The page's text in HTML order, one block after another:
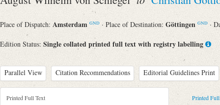
Place of Dispatch: Amsterdam GND · Place of Destination: Göttingen GND ·
Edition Status: Single collated printed full text with registry labelling
Parallel View Citation Recommendations Editorial Guidelines Print
Metadata Concerning Header
Printed Full Text Printed